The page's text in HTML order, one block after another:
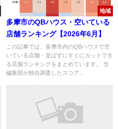
地域
多摩市のQBハウス・空いている
店舗ランキング【2026年6月】
この記事では、多摩市内のQBハウスで空
いている店舗・並ばずにすぐにカットでき
る店舗ランキングをまとめています。 当
編集部が独自調査したスコア...